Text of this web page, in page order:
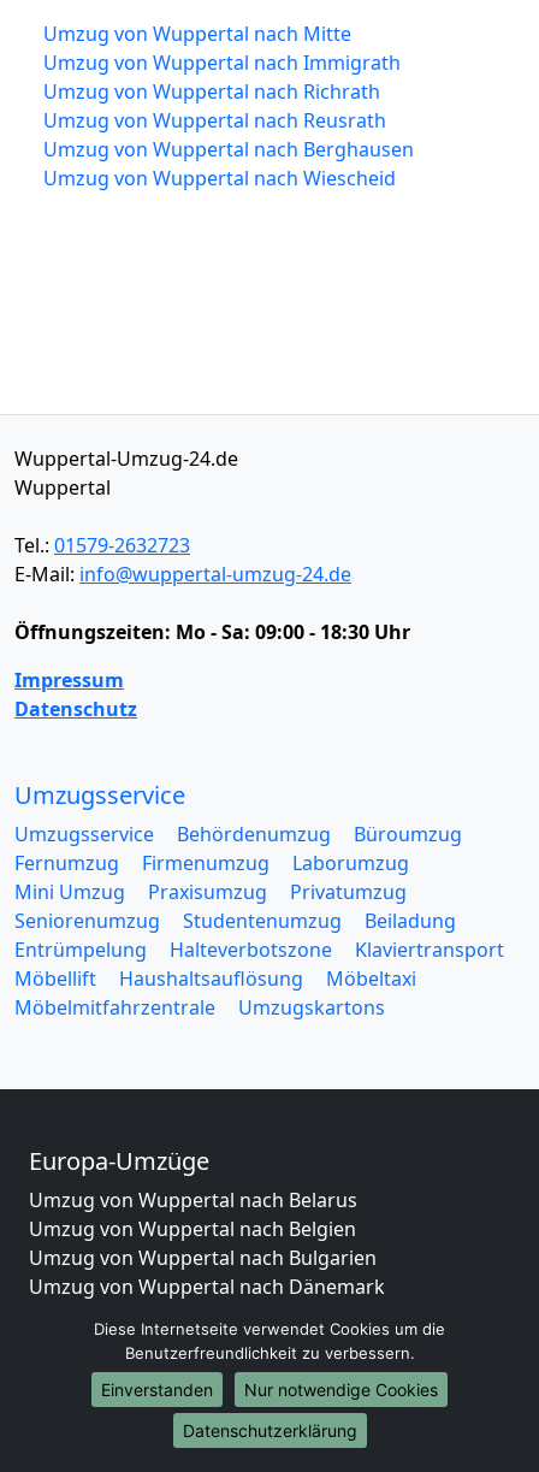
Umzug von Wuppertal nach Mitte
Umzug von Wuppertal nach Immigrath
Umzug von Wuppertal nach Richrath
Umzug von Wuppertal nach Reusrath
Umzug von Wuppertal nach Berghausen
Umzug von Wuppertal nach Wiescheid
Wuppertal-Umzug-24.de
Wuppertal
Tel.: 01579-2632723
E-Mail: info@wuppertal-umzug-24.de
Öffnungszeiten: Mo - Sa: 09:00 - 18:30 Uhr
Impressum
Datenschutz
Umzugsservice
Umzugsservice Behördenumzug
Büroumzug
Fernumzug
Firmenumzug
Laborumzug
Mini Umzug
Praxisumzug
Privatumzug
Seniorenumzug
Studentenumzug
Beiladung
Entrümpelung
Halteverbotszone
Klaviertransport
Möbellift
Haushaltsauflösung
Möbeltaxi
Möbelmitfahrzentrale
Umzugskartons
Europa-Umzüge
Umzug von Wuppertal nach Belarus
Umzug von Wuppertal nach Belgien
Umzug von Wuppertal nach Bulgarien
Umzug von Wuppertal nach Dänemark
Umzug von Wuppertal nach Portugal
Umzug von Wuppertal nach Bosnien
und Herzegowina
Umzug von Wuppertal nach Irland
Diese Internetseite verwendet Cookies um die
Benutzerfreundlichkeit zu verbessern.
Einverstanden
Nur notwendige Cookies
Datenschutzerklärung